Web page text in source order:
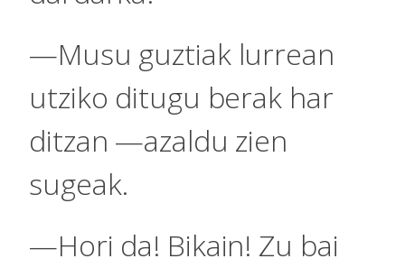
—Musu guztiak lurrean
utziko ditugu berak har
ditzan —azaldu zien
sugeak.
—Hori da! Bikain! Zu bai